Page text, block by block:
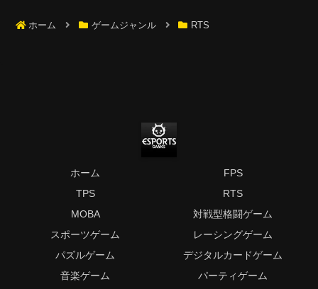
ホーム ゲームジャンル RTS
ホーム
FPS
TPS
RTS
MOBA
対戦型格闘ゲーム
スポーツゲーム
レーシングゲーム
パズルゲーム
デジタルカードゲーム
音楽ゲーム
パーティゲーム